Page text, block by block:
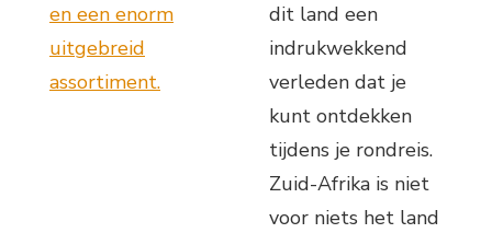
en een enorm
uitgebreid
assortiment.
dit land een
indrukwekkend
verleden dat je
kunt ontdekken
tijdens je rondreis.
Zuid-Afrika is niet
voor niets het land